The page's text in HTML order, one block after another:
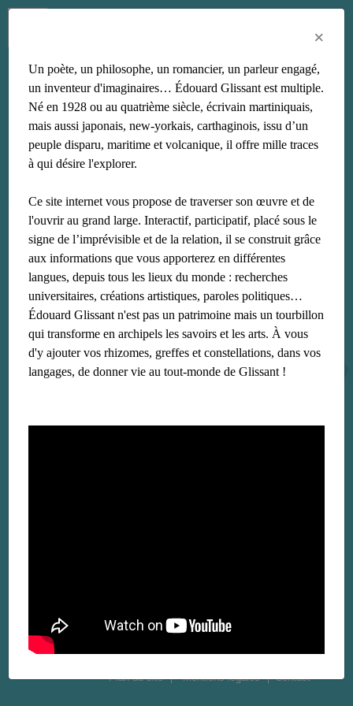
poésie
×
Un poète, un philosophe, un romancier, un parleur engagé,
un inventeur d'imaginaires… Édouard Glissant est multiple.
Né en 1928 ou au quatrième siècle, écrivain martiniquais,
mais aussi japonais, new-yorkais, carthaginois, issu d’un
peuple disparu, maritime et volcanique, il offre mille traces
à qui désire l'explorer.
Ce site internet vous propose de traverser son œuvre et de
l'ouvrir au grand large. Interactif, participatif, placé sous le
signe de l’imprévisible et de la relation, il se construit grâce
aux informations que vous apporterez en différentes
langues, depuis tous les lieux du monde : recherches
universitaires, créations artistiques, paroles politiques…
Édouard Glissant n'est pas un patrimoine mais un tourbillon
qui transforme en archipels les savoirs et les arts. À vous
d'y ajouter vos rhizomes, greffes et constellations, dans vos
langages, de donner vie au tout-monde de Glissant !
Plan du site Mentions légales Contact